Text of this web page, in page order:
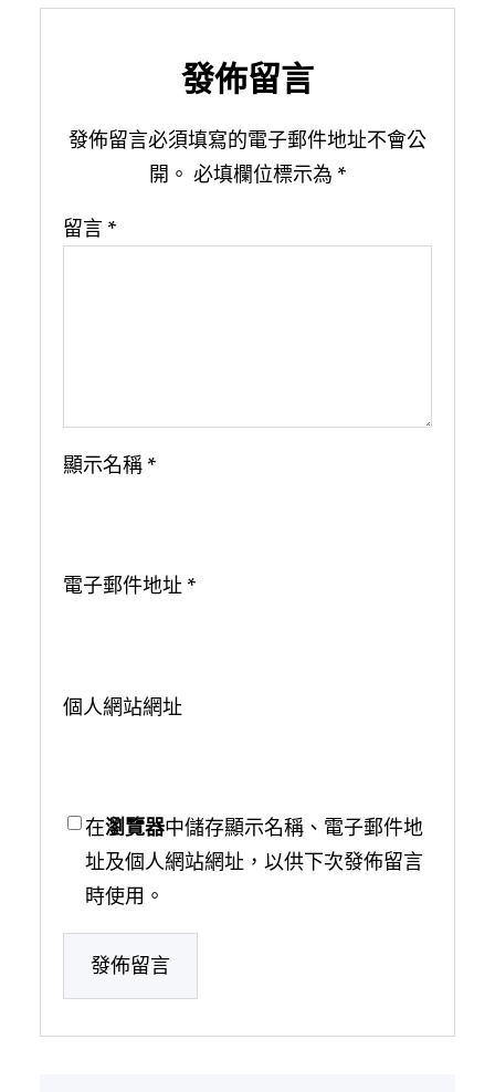
發佈留言
發佈留言必須填寫的電子郵件地址不會公
開。 必填欄位標示為 *
留言 *
顯示名稱 *
電子郵件地址 *
個人網站網址
在瀏覽器中儲存顯示名稱、電子郵件地
址及個人網站網址，以供下次發佈留言
時使用。